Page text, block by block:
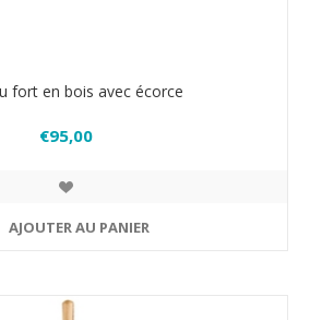
fort en bois avec écorce
€95,00
AJOUTER AU PANIER